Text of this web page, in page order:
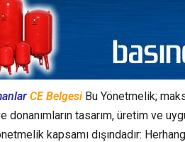
CE Belgesi Bu Yönetmelik;
donanımların tasarım, üretim ve
kapsamı dışındadır: